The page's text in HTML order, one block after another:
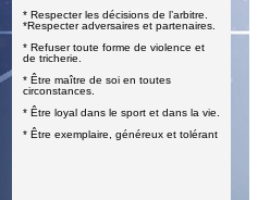
* Respecter les décisions de l’arbitre.
*Respecter adversaires et partenaires.
* Refuser toute forme de violence et
de tricherie.
* Être maître de soi en toutes
circonstances.
* Être loyal dans le sport et dans la vie.
* Être exemplaire, généreux et tolérant